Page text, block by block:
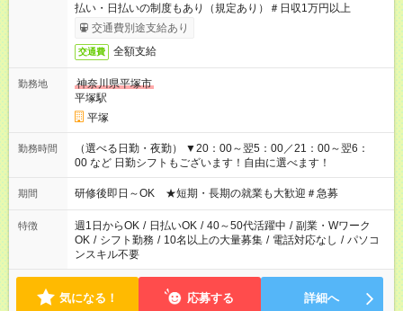
払い・日払いの制度もあり（規定あり）＃日収1万円以上
交通費別途支給あり
交通費 全額支給
勤務地
神奈川県平塚市
平塚駅
平塚
勤務時間
（選べる日勤・夜勤） ▼20：00～翌5：00／21：00～翌6：
00 など 日勤シフトもございます！自由に選べます！
期間 研修後即日～OK ★短期・長期の就業も大歓迎＃急募
特徴 週1日からOK / 日払いOK / 40～50代活躍中 / 副業・Wワーク
OK / シフト勤務 / 10名以上の大量募集 / 電話対応なし / パソコ
ンスキル不要
気になる！ 応募する 詳細へ